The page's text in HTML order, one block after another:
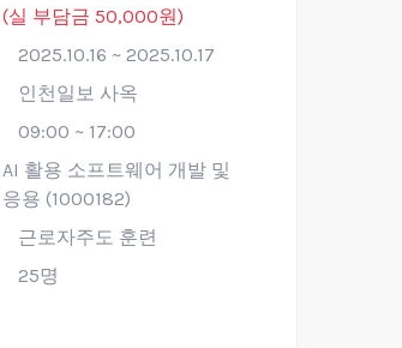
(실 부담금 50,000원)
2025.10.16 ~ 2025.10.17
인천일보 사옥
09:00 ~ 17:00
AI 활용 소프트웨어 개발 및
응용 (1000182)
근로자주도 훈련
25명